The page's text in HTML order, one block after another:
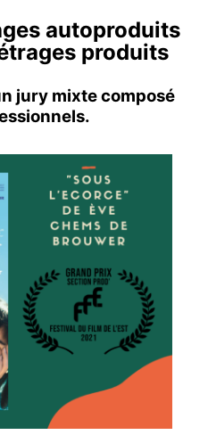
autoproduits
produits
jury mixte composé